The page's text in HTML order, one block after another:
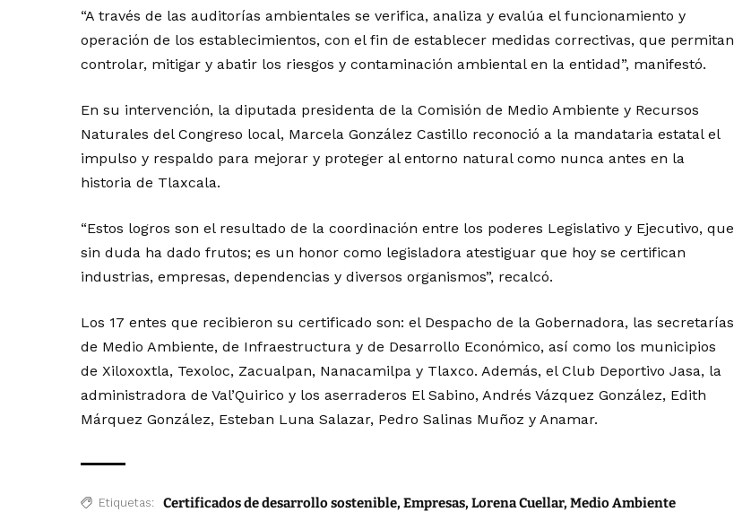
“A través de las auditorías ambientales se verifica, analiza y evalúa el funcionamiento y
operación de los establecimientos, con el fin de establecer medidas correctivas, que permitan
controlar, mitigar y abatir los riesgos y contaminación ambiental en la entidad”, manifestó.
En su intervención, la diputada presidenta de la Comisión de Medio Ambiente y Recursos
Naturales del Congreso local, Marcela González Castillo reconoció a la mandataria estatal el
impulso y respaldo para mejorar y proteger al entorno natural como nunca antes en la
historia de Tlaxcala.
“Estos logros son el resultado de la coordinación entre los poderes Legislativo y Ejecutivo, que
sin duda ha dado frutos; es un honor como legisladora atestiguar que hoy se certifican
industrias, empresas, dependencias y diversos organismos”, recalcó.
Los 17 entes que recibieron su certificado son: el Despacho de la Gobernadora, las secretarías
de Medio Ambiente, de Infraestructura y de Desarrollo Económico, así como los municipios
de Xiloxoxtla, Texoloc, Zacualpan, Nanacamilpa y Tlaxco. Además, el Club Deportivo Jasa, la
administradora de Val’Quirico y los aserraderos El Sabino, Andrés Vázquez González, Edith
Márquez González, Esteban Luna Salazar, Pedro Salinas Muñoz y Anamar.
Etiquetas: Certificados de desarrollo sostenible,Empresas,Lorena Cuellar,Medio Ambiente